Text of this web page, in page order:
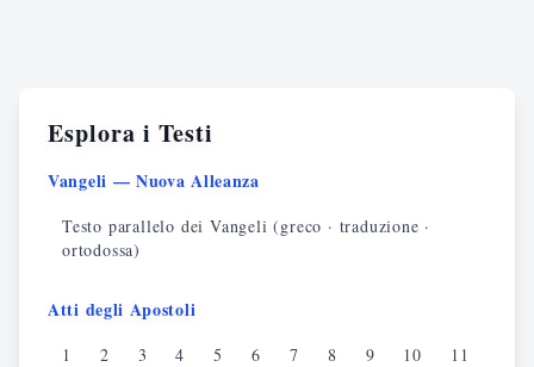
Esplora i Testi
Vangeli — Nuova Alleanza
Testo parallelo dei Vangeli (greco · traduzione ·
ortodossa)
Atti degli Apostoli
1 2 3 4 5 6 7 8 9 10
11